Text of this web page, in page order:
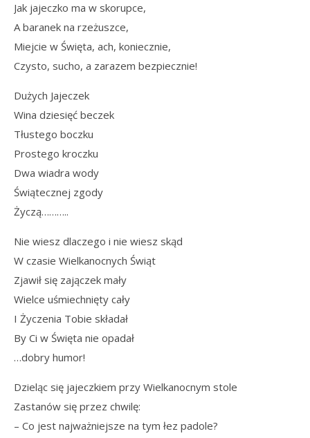
Jak jajeczko ma w skorupce,
A baranek na rzeżuszce,
Miejcie w Święta, ach, koniecznie,
Czysto, sucho, a zarazem bezpiecznie!
Dużych Jajeczek
Wina dziesięć beczek
Tłustego boczku
Prostego kroczku
Dwa wiadra wody
Świątecznej zgody
Życzą………..
Nie wiesz dlaczego i nie wiesz skąd
W czasie Wielkanocnych Świąt
Zjawił się zajączek mały
Wielce uśmiechnięty cały
I Życzenia Tobie składał
By Ci w Święta nie opadał
…dobry humor!
Dzieląc się jajeczkiem przy Wielkanocnym stole
Zastanów się przez chwilę:
– Co jest najważniejsze na tym łez padole?